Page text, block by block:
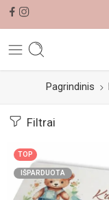
Pagrindinis
Filtrai
TOP
IŠPARDUOTA